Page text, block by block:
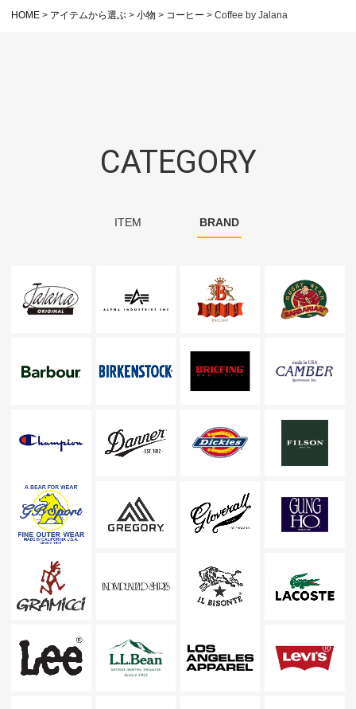
HOME アイテムから選ぶ 小物 コーヒー Coffee by Jalana
CATEGORY
ITEM BRAND